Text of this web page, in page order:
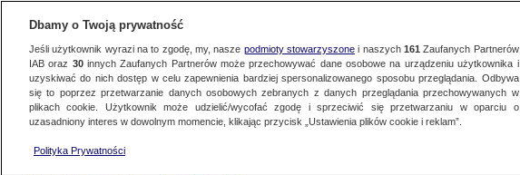
Dbamy o Twoją prywatność
Jeśli użytkownik wyrazi na to zgodę, my, nasze podmioty stowarzyszonei naszych 161 Zaufanych Partnerów
IAB oraz 30innych Zaufanych Partnerów może przechowywać dane osobowe na urządzeniu użytkownika i
uzyskiwać do nich dostęp w celu zapewnienia bardziej spersonalizowanego sposobu przeglądania. Odbywa
się to poprzez przetwarzanie danych osobowych zebranych z danych przeglądania przechowywanych w
plikach cookie. Użytkownik może udzielić/wycofać zgodę i sprzeciwić się przetwarzaniu w oparciu o
uzasadniony interes w dowolnym momencie, klikając przycisk „Ustawienia plików cookie i reklam”.
Polityka Prywatności